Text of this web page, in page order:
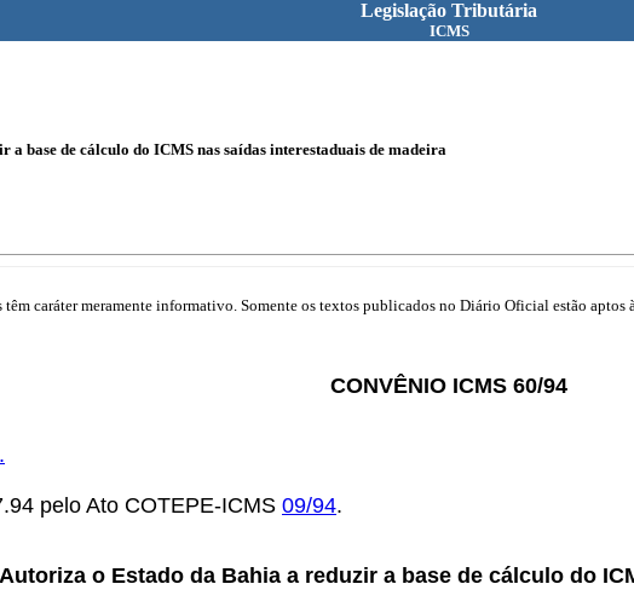
Legislação Tributária
ICMS
base de cálculo do ICMS nas saídas interestaduais de madeira
caráter meramente informativo. Somente os textos publicados no Diário Oficial estão aptos
CONVÊNIO ICMS 60/94
pelo Ato COTEPE-ICMS 09/94.
Autoriza o Estado da Bahia a reduzir a base de cálculo do